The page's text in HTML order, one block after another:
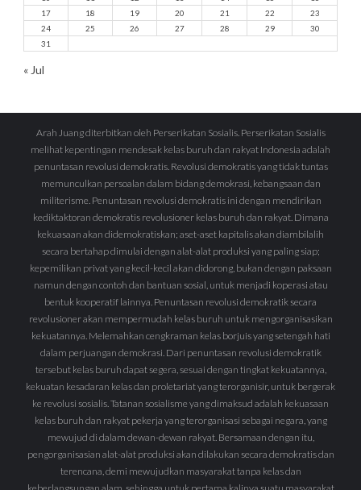
17
18 19 20 21 22
23
24
25 26 27 28 29
30
31
« Jul
Arah Juang diterbitkan oleh Perserikatan Sosialis. Perserikatan Sosialis
melihat kepentingan mendesak kelas buruh dan rakyat Indonesia adalah
penuntasan revolusi demokratis. Revolusi demokratis yang tidak tuntas
memunculkan persoalan dalam bidang demokrasi, kebangsaan dan
militerisme. Penuntasan revolusi demokratis ini dengan mendirikan
kediktaktoran demokratis revolusioner kelas buruh dan rakyat. Dimana
kekuasaan akan didemokratiskan; aset-aset kapitalis akan diambilalih
secara bertahap dimulai dengan alat-alat produksi yang paling siap;
kepemilikan privat yang kecil-kecil akan didorong, bukan dengan paksaan
namun dengan contoh dan bantuan sosial, untuk menjadi koperasi atau
bentuk kooperatif lainnya. Penuntasan revolusi demokratik secara
revolusioner akan mempermudah kelas buruh untuk mengorganisasikan
kekuatannya. Melemahkan cengkraman kelas borjuis yang setengah hati
dalam perjuangan demokrasi. Dari penuntasan revolusi demokratik
tersebut kelas buruh dapat segera, sesuai dengan tingkat kekuatannya,
kekuatan kesadaran kelas dan proletariat yang terorganisir, untuk bergerak
ke revolusi sosialis. Tatanan sosialisme yang dimaksud adalah kekuasaan
kelas buruh dan rakyat pekerja yang terorganisasi sebagai negara, yang
mewujud di dalam dewan-dewan rakyat. Bersamaan dengan itu,
pengorganisasian alat-alat produksi akan dilakukan secara demokratis dan
terencana, demi mewujudkan masyarakat tanpa kelas dan